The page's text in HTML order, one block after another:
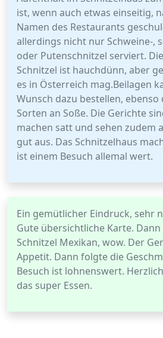
ist, wenn auch etwas einseitig,
Namen des Restaurants
allerdings nicht nur Schweine-,
oder Putenschnitzel serviert.
Schnitzel ist hauchdünn, aber
es in Österreich mag.Beilagen
Wunsch dazu bestellen,
Sorten an Soße. Die Gerichte
machen satt und sehen zudem
gut aus. Das Schnitzelhaus
ist einem Besuch allemal wert.
Ein gemütlicher Eindruck, sehr
Gute übersichtliche Karte.
Schnitzel Mexikan, wow. Der
Appetit. Dann folgte die
Besuch ist lohnenswert.
das super Essen.